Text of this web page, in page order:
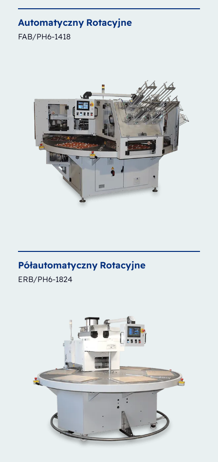
Automatyczny Rotacyjne
FAB/PH6-1418
Półautomatyczny Rotacyjne
ERB/PH6-1824